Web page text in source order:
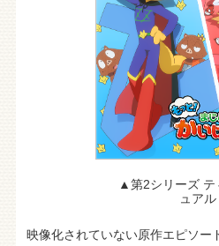
▲第2シリーズ テ
ュアル
映像化されていない原作エピソー